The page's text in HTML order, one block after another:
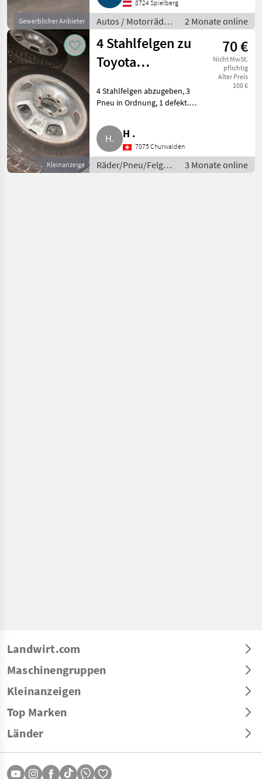
Gewerblicher Anbieter
anbieten. Egal8724 Spielberg
Autos / Motorräder
/ Geländewagen
2 Monate online
Kleinanzeige
4 Stahlfelgen zu
Toyota
225/65/17
70 €
Nicht MwSt.
pflichtig
Alter Preis
100 €
4 Stahlfelgen abzugeben, 3
Pneu in Ordnung, 1 defekt.
und Felgen
H .
7075 Churwalden
Räder/Pneu/Felgen
/ Autoreifen und
3 Monate online
Landwirt.com
Maschinengruppen
Kleinanzeigen
Top Marken
Länder